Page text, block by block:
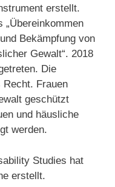
erstellt.
„Übereinkommen
Bekämpfung von
Gewalt“. 2018
Die
Recht. Frauen
geschützt
und häusliche
werden.
Studies hat
erstellt.